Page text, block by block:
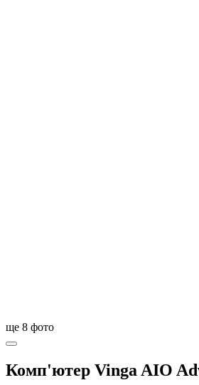
ще 8 фото
Комп'ютер Vinga AIO